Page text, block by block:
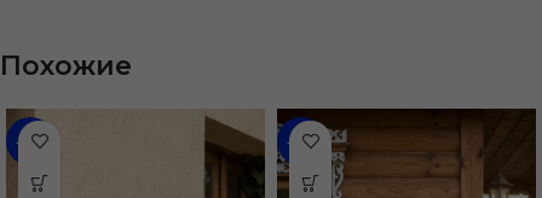
Похожие
-47% -47%